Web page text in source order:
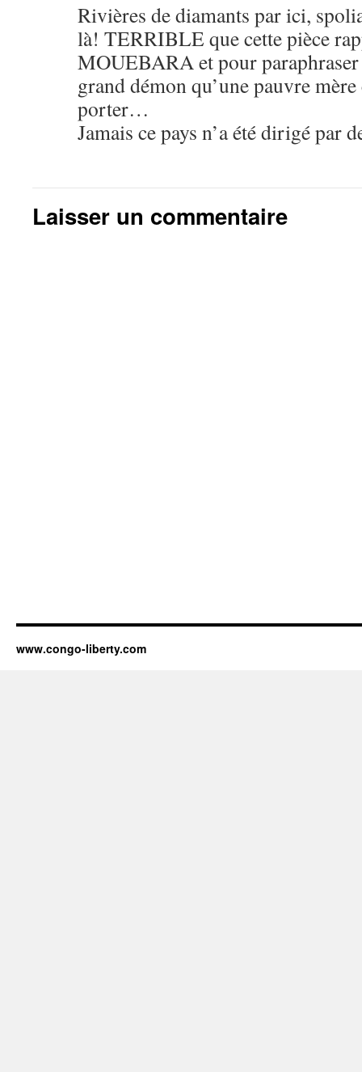
Rivières de diamants par ici,
là! TERRIBLE que cette pièce
MOUEBARA et pour
grand démon qu’une pauvre
porter…
Jamais ce pays n’a été dirigé par
Laisser un commentaire
www.congo-liberty.com